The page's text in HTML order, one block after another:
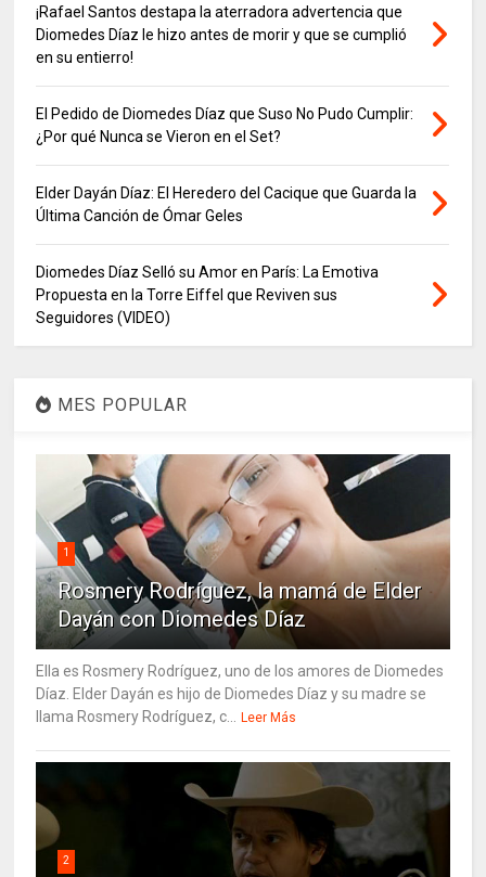
¡Rafael Santos destapa la aterradora advertencia que
Diomedes Díaz le hizo antes de morir y que se cumplió
en su entierro!
El Pedido de Diomedes Díaz que Suso No Pudo Cumplir:
¿Por qué Nunca se Vieron en el Set?
Elder Dayán Díaz: El Heredero del Cacique que Guarda la
Última Canción de Ómar Geles
Diomedes Díaz Selló su Amor en París: La Emotiva
Propuesta en la Torre Eiffel que Reviven sus
Seguidores (VIDEO)
MES POPULAR
1
Rosmery Rodríguez, la mamá de Elder
Dayán con Diomedes Díaz
Ella es Rosmery Rodríguez, uno de los amores de Diomedes
Díaz. Elder Dayán es hijo de Diomedes Díaz y su madre se
llama Rosmery Rodríguez, c...
Leer Más
2